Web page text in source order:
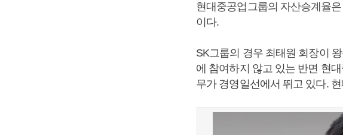
현대중공업그룹의 자산승계율
이다.
SK그룹의 경우 최태원 회장이
에 참여하지 않고 있는 반면 현
무가 경영일선에서 뛰고 있다.